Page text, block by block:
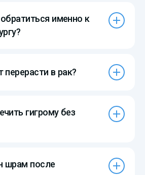
именно к
в рак?
гигрому без
шрам после